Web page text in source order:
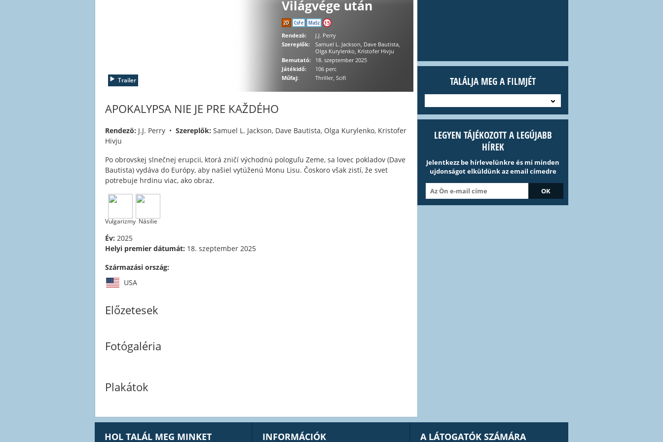
Trailer
Világvége után
2D CsFe MaSz 15
Rendezö:
J.J. Perry
Szereplők:
Samuel L. Jackson, Dave Bautista,
Olga Kurylenko, Kristofer Hivju
Bemutató:
18. szeptember 2025
Játékidő:
106 perc
Műfaj:
Thriller, Scifi
APOKALYPSA NIE JE PRE KAŽDÉHO
Rendezö: J.J. Perry • Szereplők: Samuel L. Jackson, Dave Bautista, Olga Kurylenko, Kristofer
Hivju
Po obrovskej slnečnej erupcii, ktorá zničí východnú pologuľu Zeme, sa lovec pokladov (Dave
Bautista) vydáva do Európy, aby našiel vytúženú Monu Lisu. Čoskoro však zistí, že svet
potrebuje hrdinu viac, ako obraz.
Vulgarizmy Násilie
Év: 2025
Helyi premier dátumát: 18. szeptember 2025
Származási ország:
USA
Előzetesek
Fotógaléria
Plakátok
TALÁLJA MEG A FILMJÉT
LEGYEN TÁJÉKOZOTT A LEGÚJABB
HÍREK
Jelentkezz be hírlevelünkre és mi minden
ujdonságot elküldünk az email címedre
HOL TALÁL MEG MINKET INFORMÁCIÓK A LÁTOGATÓK SZÁMÁRA